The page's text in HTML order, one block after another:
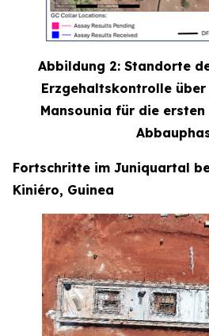
Abbildung 2: Standorte
Erzgehaltskontrolle
Mansounia für die
Fortschritte im Juniquartal
Kiniéro, Guinea